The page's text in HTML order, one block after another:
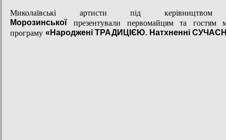
Миколаївські артисти під
Морозинської
презентували первомайцям та гостям
програму «Народжені ТРАДИЦІЄЮ. Натхненні